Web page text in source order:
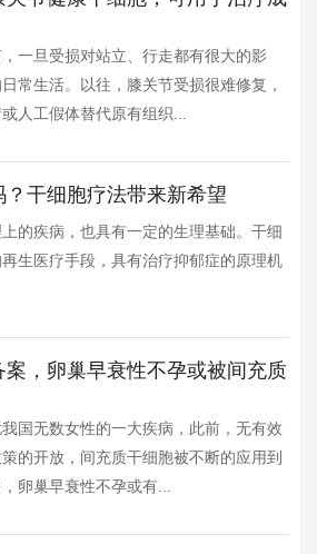
一旦受损对站立、行走都有很大的影
常生活。以往，膝关节受损很难修复，
人工假体替代原有组织...
干细胞疗法带来新希望
的疾病，也具有一定的生理基础。干细
生医疗手段，具有治疗抑郁症的原理机
，卵巢早衰性不孕或被间充质
国无数女性的一大疾病，此前，无有效
的开放，间充质干细胞被不断的应用到
卵巢早衰性不孕或有...